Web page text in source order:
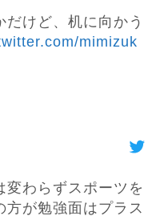
けど、机に向かう
mimizuk
変わらずスポーツを
が勉強面はプラス